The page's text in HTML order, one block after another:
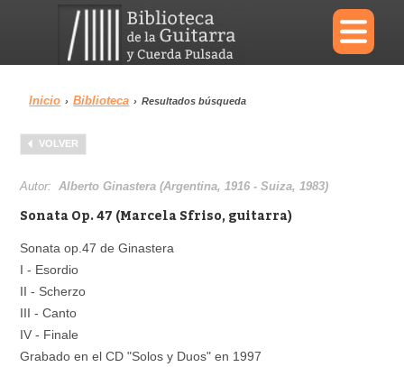
×
Menu
Biblioteca Diccionario
Área personal
Inicio › Biblioteca › Resultados búsqueda
VOLVER
Autor:Alberto Ginastera (Argentina, 1916 - Suiza, 1983)
Sonata Op. 47 (Marcela Sfriso, guitarra)
Sonata op.47 de Ginastera
I - Esordio
II - Scherzo
III - Canto
IV - Finale
Grabado en el CD "Solos y Duos" en 1997